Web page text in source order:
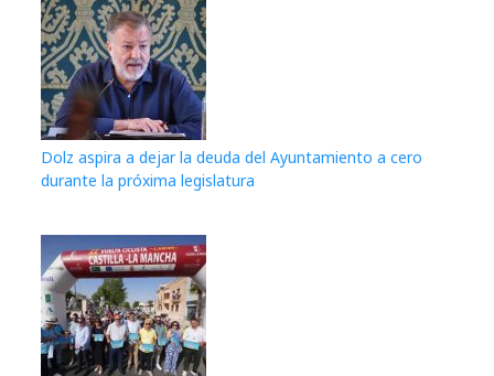
Dolz aspira a dejar la deuda del Ayuntamiento a cero
durante la próxima legislatura